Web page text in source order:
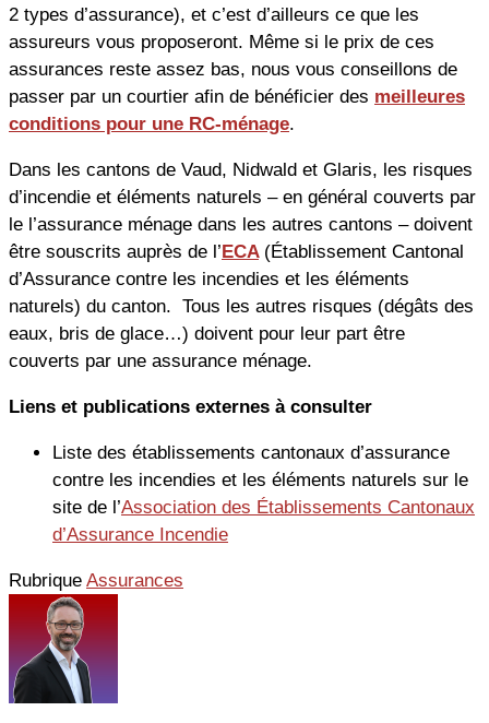
2 types d’assurance), et c’est d’ailleurs ce que les
assureurs vous proposeront. Même si le prix de ces
assurances reste assez bas, nous vous conseillons de
passer par un courtier afin de bénéficier des meilleures
conditions pour une RC-ménage.
Dans les cantons de Vaud, Nidwald et Glaris, les risques
d’incendie et éléments naturels – en général couverts par
le l’assurance ménage dans les autres cantons – doivent
être souscrits auprès de l’ ECA (Établissement Cantonal
d’Assurance contre les incendies et les éléments
naturels) du canton. Tous les autres risques (dégâts des
eaux, bris de glace…) doivent pour leur part être
couverts par une assurance ménage.
Liens et publications externes à consulter
Liste des établissements cantonaux d’assurance
contre les incendies et les éléments naturels sur le
site de l’Association des Établissements Cantonaux
d’Assurance Incendie
Rubrique Assurances